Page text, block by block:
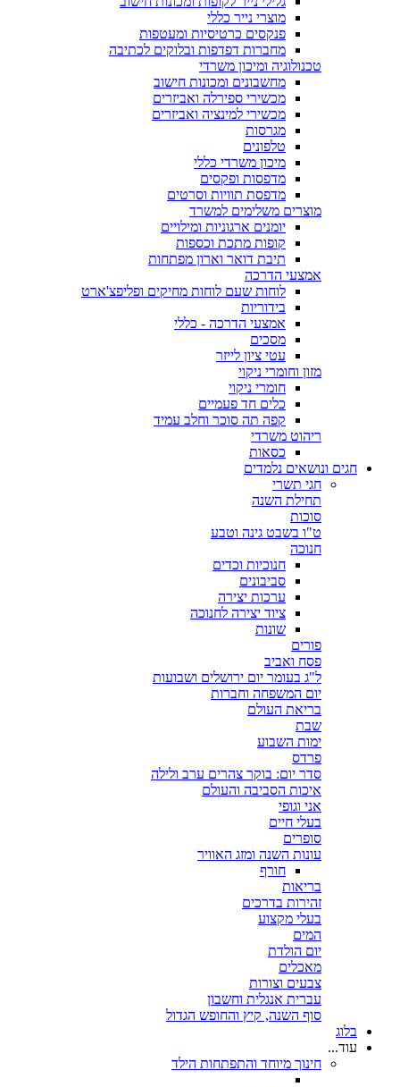
מוצרי נייר כללי
פנקסים כרטיסיות ומעטפות
מחברות דפדפות ובלוקים לכתיבה
טכנולוגיה ומיכון משרדי
מחשבונים ומכונות חישוב
מכשירי ספירלה ואביזרים
מכשירי למינציה ואביזרים
מגרסות
טלפונים
מיכון משרדי כללי
מדפסות ופקסים
מדפסת תוויות וסרטים
מוצרים משלימים למשרד
יומנים ארגוניות ומילויים
קופות מתכת וכספות
תיבת דואר וארון מפתחות
אמצעי הדרכה
לוחות שעם לוחות מחיקים ופליפצ'ארט
בידוריות
אמצעי הדרכה - כללי
מסכים
עטי ציון לייזר
מזון וחומרי ניקוי
חומרי ניקוי
כלים חד פעמיים
קפה תה סוכר וחלב עמיד
ריהוט משרדי
כסאות
חגים ונושאים נלמדים
חגי תשרי
תחילת השנה
סוכות
ט"ו בשבט גינה וטבע
חנוכה
חנוכיות וכדים
סביבונים
ערכות יצירה
ציוד יצירה לחנוכה
שונות
פורים
פסח ואביב
ל"ג בעומר יום ירושלים ושבועות
יום המשפחה וחברות
בריאת העולם
שבת
ימות השבוע
פרדס
סדר יום: בוקר צהרים ערב ולילה
איכות הסביבה והעולם
אני וגופי
בעלי חיים
סופרים
עונות השנה ומזג האוויר
חורף
בריאות
זהירות בדרכים
בעלי מקצוע
המים
יום הולדת
מאכלים
צבעים וצורות
עברית אנגלית וחשבון
סוף השנה, קיץ והחופש הגדול
בלוג
עוד...
חינוך מיוחד והתפתחות הילד